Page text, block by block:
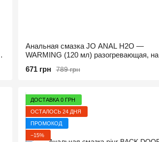
Анальная смазка JO ANAL H2O —
WARMING (120 мл) разогревающая, на
789 грн
671 грн
ДОСТАВКА 0 ГРН
ОСТАЛОСЬ 24 ДНЯ
ПРОМОКОД
−15%